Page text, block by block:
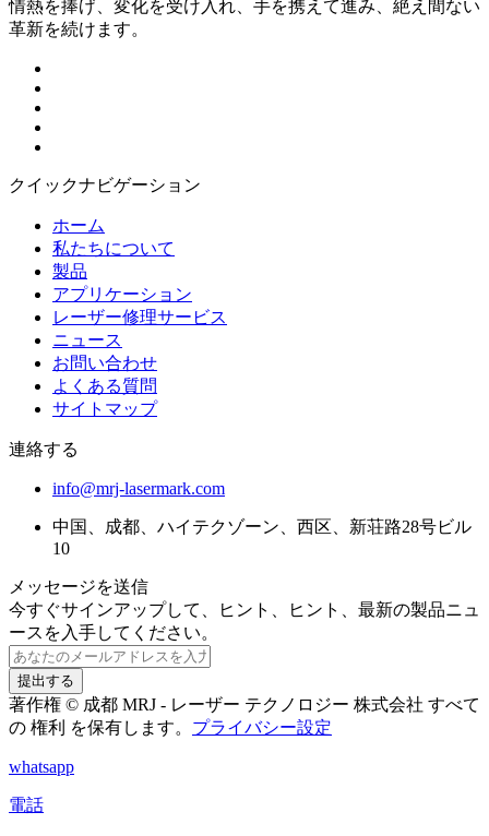
情熱を捧げ、変化を受け入れ、手を携えて進み、絶え間ない
革新を続けます。
クイックナビゲーション
ホーム
私たちについて
製品
アプリケーション
レーザー修理サービス
ニュース
お問い合わせ
よくある質問
サイトマップ
連絡する
info@mrj-lasermark.com
中国、成都、ハイテクゾーン、西区、新荘路28号ビル
10
メッセージを送信
今すぐサインアップして、ヒント、ヒント、最新の製品ニュ
ースを入手してください。
提出する
著作権 © 成都 MRJ - レーザー テクノロジー 株式会社 すべて
の 権利 を保有します。 プライバシー設定
whatsapp
電話